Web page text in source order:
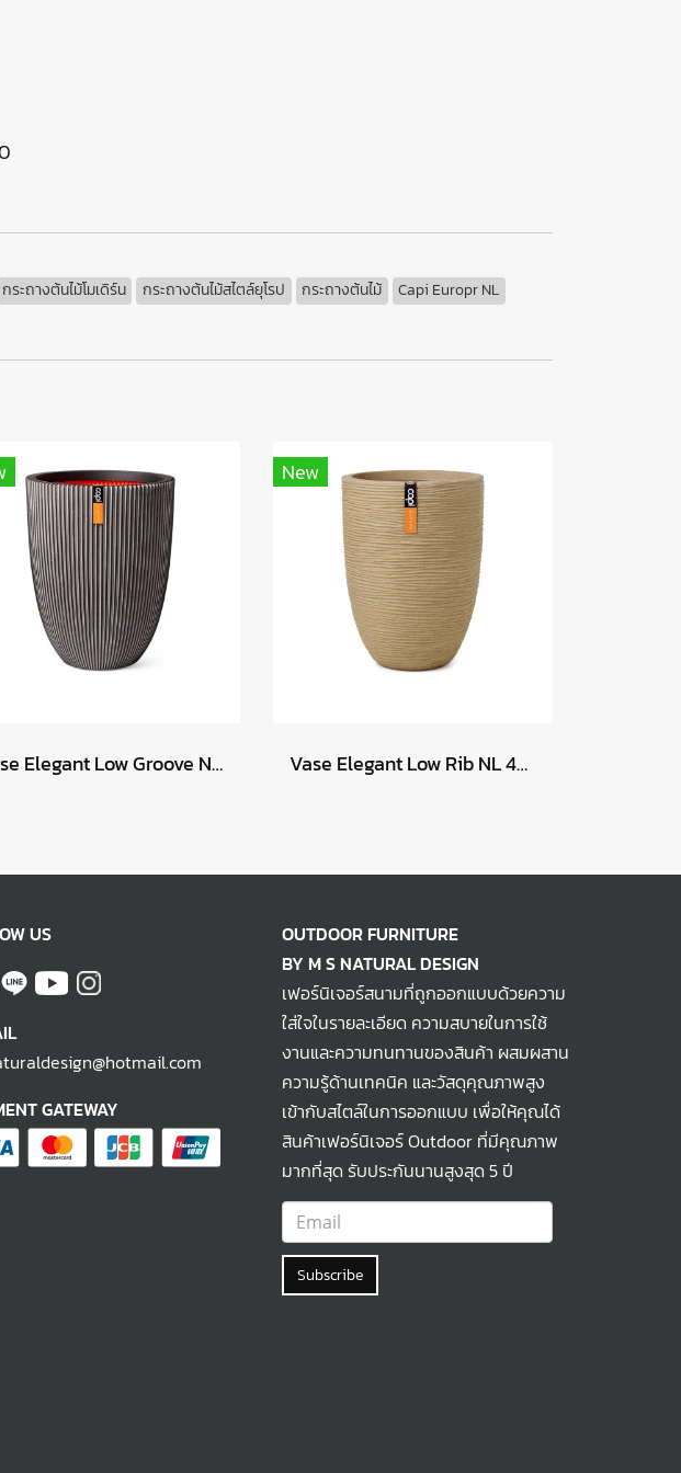
กระถางต้นไม้โมเดิร์น กระถางต้นไม้สไตล์ยุโรป กระถางต้นไม้ Capi Europr NL
Vase Elegant Low Groove NL 46x58 - Anthracite
New
Vase Elegant Low Rib NL 46x58 - Beige
US
GATEWAY
OUTDOOR FURNITURE
BY M S NATURAL DESIGN
เฟอร์นิเจอร์สนามที่ถูกออกแบบด้วยความ
ใส่ใจในรายละเอียด ความสบายในการใช้
งานและความทนทานของสินค้า ผสมผสาน
ความรู้ด้านเทคนิค และวัสดุคุณภาพสูง
เข้ากับสไตล์ในการออกแบบ เพื่อให้คุณได้
สินค้าเฟอร์นิเจอร์ Outdoor ที่มีคุณภาพ
มากที่สุด รับประกันนานสูงสุด 5 ปี
Subscribe